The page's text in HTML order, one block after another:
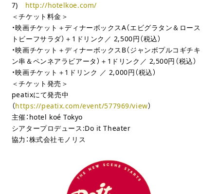
7) http://hotelkoe.com/
＜チケット料金＞
・映画チケット＋ディナーボックスA（エビグラタン＆ロース
トビーフサラダ）＋1ドリンク／ 2,500円（税込）
・映画チケット＋ディナーボックスB（ジャンボプルコギチキ
ン串＆ペンネアラビアータ）＋1ドリンク／ 2,500円（税込）
・映画チケット＋1ドリンク ／ 2,000円（税込）
＜チケット発売＞
peatixにて発売中
（https://peatix.com/event/577969/view）
主催： hotel koé Tokyo
シアタープロデュース :Do it Theater
協力：株式会社モノリス